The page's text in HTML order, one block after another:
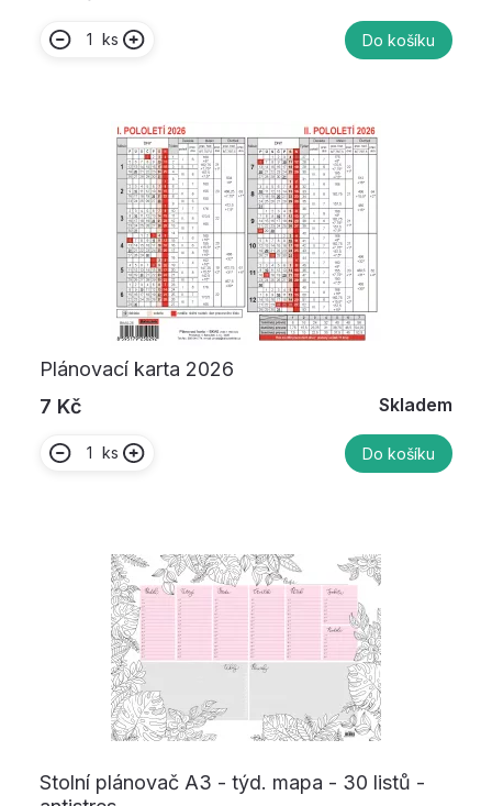
ks Do košíku
Plánovací karta 2026
7 Kč
Skladem
ks Do košíku
Stolní plánovač A3 - týd. mapa - 30 listů -